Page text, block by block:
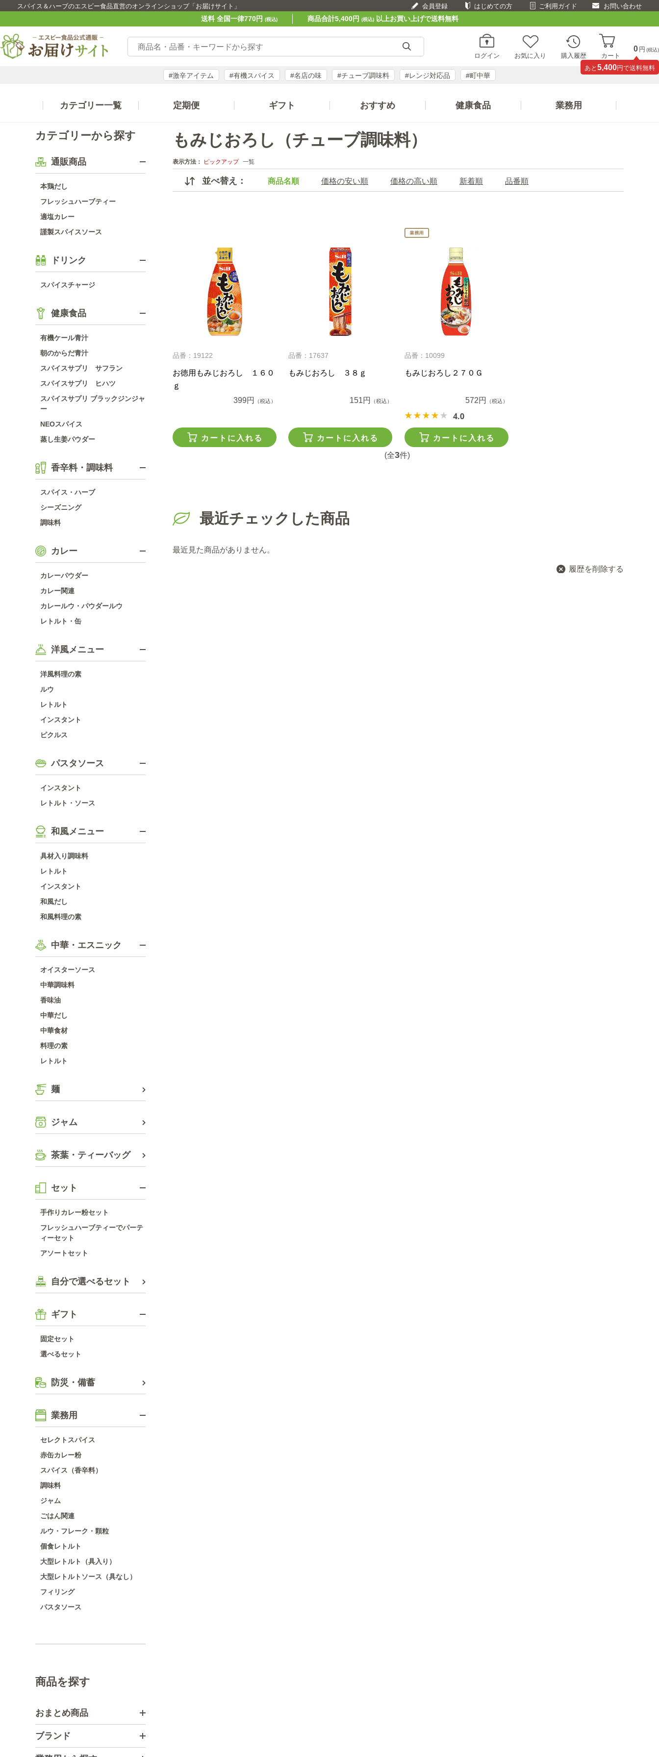
スパイス＆ハーブのエスビー食品直営のオンラインショップ「お届けサイト」 会員登録 はじめての方 ご利用ガイド お問い合わせ
送料 全国一律770円 (税込) 商品合計5,400円 (税込)以上お買い上げで送料無料
ログイン お気に入り 購入履歴 カート
0 円 (税込)
あと 5,400円で送料無料
#激辛アイテム #有機スパイス #名店の味 #チューブ調味料 #レンジ対応品 #町中華
カテゴリー一覧 定期便 ギフト おすすめ 健康食品 業務用
カテゴリーから探す
通販商品
本鶏だし
フレッシュハーブティー
適塩カレー
謹製スパイスソース
ドリンク
スパイスチャージ
健康食品
有機ケール青汁
朝のからだ青汁
スパイスサプリ サフラン
スパイスサプリ ヒハツ
スパイスサプリ ブラックジンジャ
ー
NEOスパイス
蒸し生姜パウダー
香辛料・調味料
スパイス・ハーブ
シーズニング
調味料
カレー
カレーパウダー
カレー関連
カレールウ・パウダールウ
レトルト・缶
洋風メニュー
洋風料理の素
ルウ
レトルト
インスタント
ピクルス
パスタソース
インスタント
レトルト・ソース
和風メニュー
具材入り調味料
レトルト
インスタント
和風だし
和風料理の素
中華・エスニック
オイスターソース
中華調味料
香味油
中華だし
中華食材
料理の素
レトルト
麺
ジャム
茶葉・ティーバッグ
セット
手作りカレー粉セット
フレッシュハーブティーでパーテ
ィーセット
アソートセット
自分で選べるセット
ギフト
固定セット
選べるセット
防災・備蓄
業務用
セレクトスパイス
赤缶カレー粉
スパイス（香辛料）
調味料
ジャム
ごはん関連
ルウ・フレーク・顆粒
個食レトルト
大型レトルト（具入り）
大型レトルトソース（具なし）
フィリング
パスタソース
商品を探す
おまとめ商品
ブランド
もみじおろし（チューブ調味料）
表示方法： ピックアップ 一覧
並べ替え： 商品名順 価格の安い順 価格の高い順 新着順 品番順
品番：19122
お徳用もみじおろし １６０
ｇ
399円
（税込）
カートに入れる
品番：17637
もみじおろし ３８ｇ
151円 （税込）
カートに入れる
品番：10099
もみじおろし２７０Ｇ
572円 （税込）
4.0
カートに入れる
(全3件)
最近チェックした商品
最近見た商品がありません。
履歴を削除する